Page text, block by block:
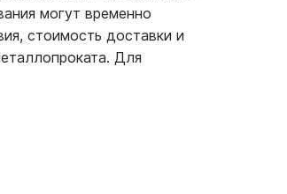
могут временно
стоимость доставки и
Для